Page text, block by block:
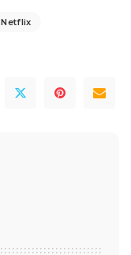
Netflix